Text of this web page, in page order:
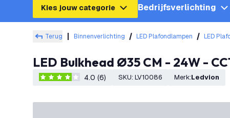
Kies jouw categorie Bedrijfsverlichting
Terug Binnenverlichting LED Plafondlampen LED
LED Bulkhead Ø35 CM - 24W -
4 score sterren4.0 (6) SKU: LV10086 Merk: Ledvion